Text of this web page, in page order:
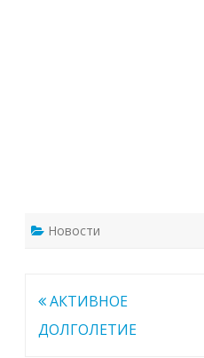
Новости
Навигация
по
АКТИВНОЕ
ДОЛГОЛЕТИЕ